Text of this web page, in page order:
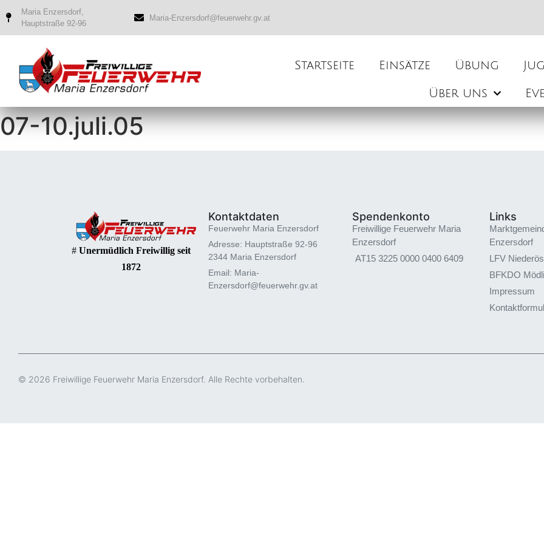
Maria Enzersdorf,
Hauptstraße 92-96
Maria-Enzersdorf@feuerwehr.gv.at
Startseite Einsätze Übung
Über uns
07-10.juli.05
# Unermüdlich Freiwillig seit
1872
Kontaktdaten
Feuerwehr Maria Enzersdorf
Adresse: Hauptstraße 92-96
2344 Maria Enzersdorf
Email: Maria-
Enzersdorf@feuerwehr.gv.at
Spendenkonto
Freiwillige Feuerwehr Maria
Enzersdorf
AT15 3225 0000 0400 6409
Links
Enzersdorf
LFV
BFKDO
Impressum
© 2026 Freiwillige Feuerwehr Maria Enzersdorf. Alle Rechte vorbehalten.